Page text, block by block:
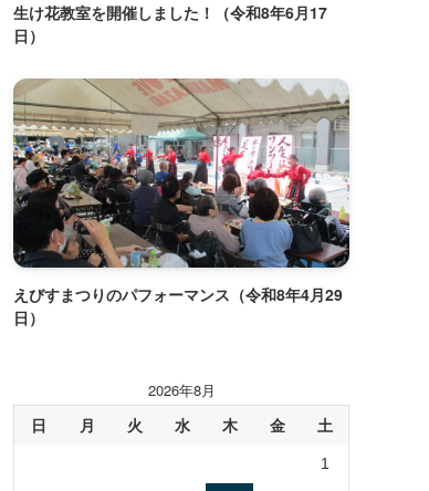
生け花教室を開催しました！（令和8年6月17
日）
えびすまつりのパフォーマンス（令和8年4月29
日）
2026年8月
日 月 火 水 木 金 土
1